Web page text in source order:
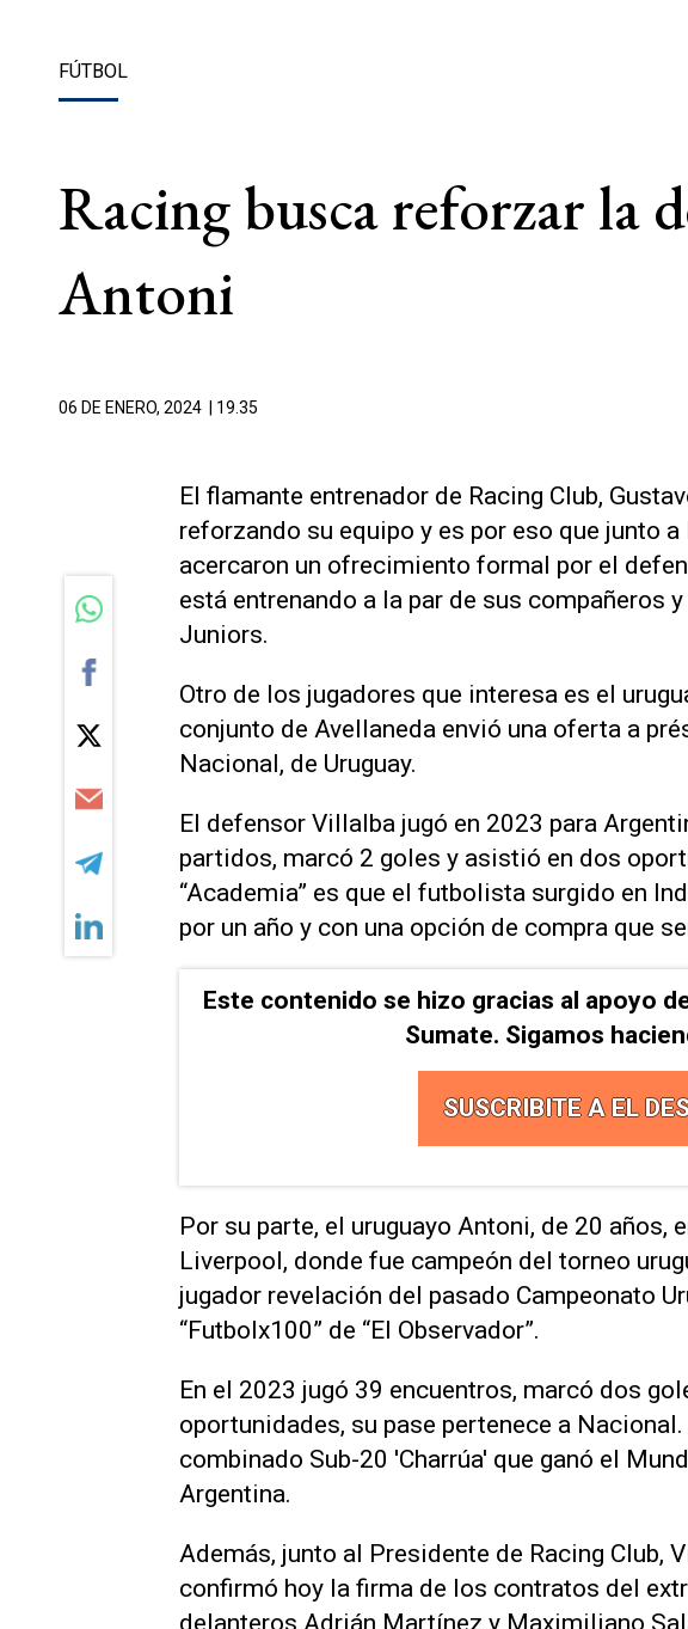
FÚTBOL
Racing busca reforzar la
Antoni
06 DE ENERO, 2024 | 19.35
El flamante entrenador de Racing Club,
reforzando su equipo y es por eso que junto
acercaron un ofrecimiento formal por el
está entrenando a la par de sus compañeros
Juniors.
Otro de los jugadores que interesa es el
conjunto de Avellaneda envió una oferta a
Nacional, de Uruguay.
El defensor Villalba jugó en 2023 para
partidos, marcó 2 goles y asistió en dos
“Academia” es que el futbolista surgido en
por un año y con una opción de compra que
Este contenido se hizo gracias al apoyo
Sumate. Sigamos
SUSCRIBITE A EL
Por su parte, el uruguayo Antoni, de 20 años,
Liverpool, donde fue campeón del torneo
jugador revelación del pasado Campeonato
“Futbolx100” de “El Observador”.
En el 2023 jugó 39 encuentros, marcó dos
oportunidades, su pase pertenece a
combinado Sub-20 'Charrúa' que ganó el
Argentina.
Además, junto al Presidente de Racing Club,
confirmó hoy la firma de los contratos del
delanteros Adrián Martínez y Maximiliano